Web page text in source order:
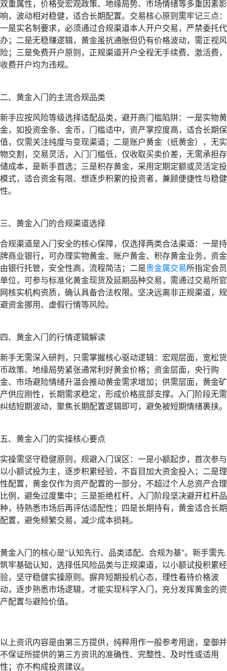
双重属性，价格受宏观政策、地缘局势、市场情绪等多重因素影
响，波动相对稳健，适合长期配置。交易核心原则需牢记三点：
一是实名制要求，必须通过合规渠道本人开户交易，严禁委托代
办；二是无稳赚逻辑，黄金虽抗通胀但仍有价格波动，需正视风
险；三是免费开户原则，正规渠道开户全程无手续费、激活费，
收费开户均为违规。
二、黄金入门的主流合规品类
新手应按风险等级选择适配品类，避开高门槛陷阱：一是实物黄
金，如投资金条、金币，门槛适中，资产掌控度高，适合长期保
值，仅需关注纯度与变现渠道；二是账户黄金（纸黄金），无实
物交割，交易灵活，入门门槛低，仅收取买卖价差，无需承担存
储成本，是新手首选；三是积存黄金，采用定期定额或灵活定投
模式，适合资金有限、想逐步积累的投资者，兼顾便捷性与稳健
性。
三、黄金入门的合规渠道选择
合规渠道是入门安全的核心保障，仅选择两类合法渠道：一是持
牌商业银行，可办理实物黄金、账户黄金、积存黄金业务，资金
由银行托管，安全性高，流程简洁；二是贵金属交易所指定会员
单位，可参与标准化黄金现货及延期品种交易，需通过交易所官
网核实机构资质，确认具备合法权限。坚决远离非正规渠道，规
避资金挪用、虚假行情等风险。
四、黄金入门的行情逻辑解读
新手无需深入研判，只需掌握核心驱动逻辑：宏观层面，宽松货
币政策、地缘局势紧张通常利好黄金价格；资金层面，央行购
金、市场避险情绪升温会推动黄金需求增加；供需层面，黄金矿
产供应刚性，长期需求稳定，形成价格底部支撑。入门阶段无需
纠结短期波动，聚焦长期配置逻辑即可，避免被短期情绪裹挟。
五、黄金入门的实操核心要点
实操需坚守稳健原则，规避入门误区：一是小额起步，首次参与
以小额试投为主，逐步积累经验，不盲目加大资金投入；二是理
性配置，黄金仅作为资产配置的一部分，不超过个人总资产合理
比例，避免过度集中；三是拒绝杠杆，入门阶段坚决避开杠杆品
种，待熟悉市场后再评估适配性；四是长期持有，黄金适合长期
配置，避免频繁交易，减少成本损耗。
黄金入门的核心是“认知先行、品类适配、合规为基”。新手需先
筑牢基础认知，选择低风险品类与正规渠道，以小额试投积累经
验，坚守稳健实操原则。摒弃短期投机心态，理性看待价格波
动，逐步熟悉市场逻辑，才能实现科学入门，充分发挥黄金的资
产配置与避险价值。
以上资讯内容是由第三方提供，纯粹用作一般参考用途，皇御并
不保证所提供的第三方资讯的准确性、完整性、及时性或适用
性；亦不构成投资建议。